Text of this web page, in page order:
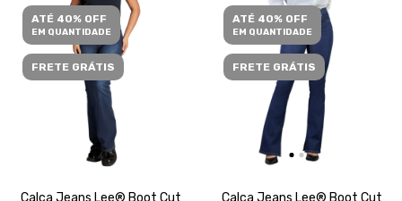
ATÉ 40% OFF
EM QUANTIDADE
FRETE GRÁTIS
Calça Jeans Lee® Boot Cut
ATÉ 40% OFF
EM QUANTIDADE
FRETE GRÁTIS
Calça Jeans Lee® Boot Cut